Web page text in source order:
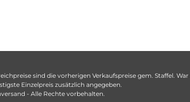
sind die vorherigen Verkaufspreise gem. Staffel.
Einzelpreis zusätzlich angegeben.
- Alle Rechte vorbehalten.